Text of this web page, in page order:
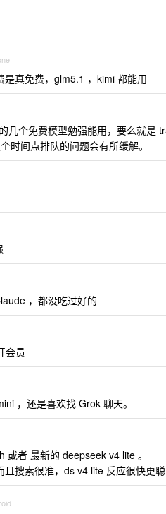
真免费，glm5.1 ，kimi 都能用
几个免费模型勉强能用，要么就是
时间点排队的问题会有所缓解。
，都没吃过好的
会员
，还是喜欢找 Grok 聊天。
者 最新的 deepseek v4 lite 。
搜索很准，ds v4 lite 反应很快更